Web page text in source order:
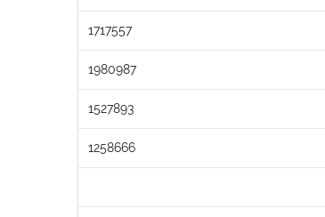
1717557
1980987
1527893
1258666